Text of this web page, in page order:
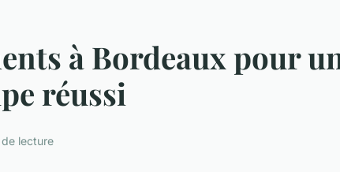
à Bordeaux pour
réussi
de lecture